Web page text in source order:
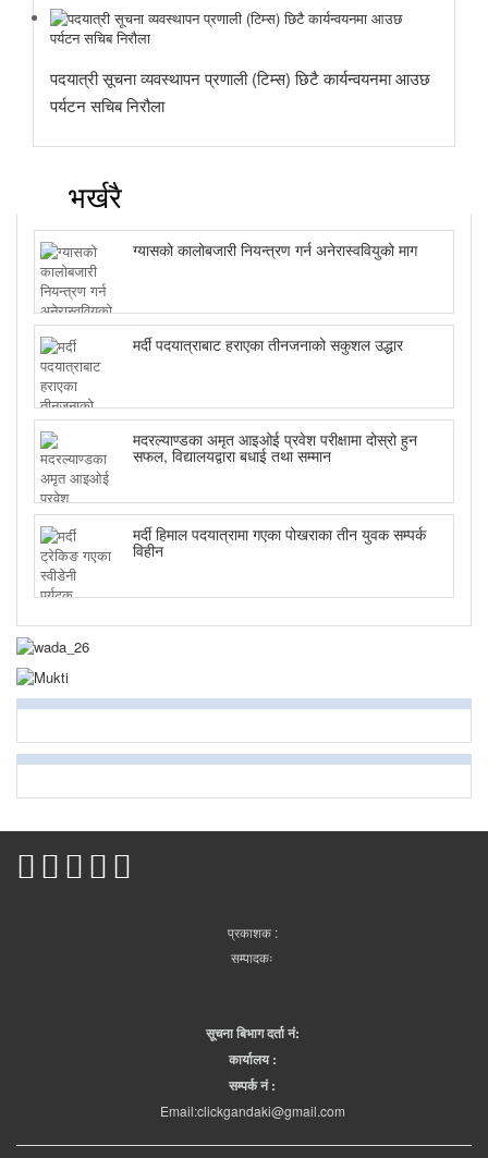
पदयात्री सूचना व्यवस्थापन प्रणाली (टिम्स) छिटै कार्यन्वयनमा आउछ
पर्यटन सचिब निरौला
भर्खरै
ग्यासको कालोबजारी नियन्त्रण गर्न अनेरास्ववियुको माग
मर्दी पदयात्राबाट हराएका तीनजनाको सकुशल उद्धार
मदरल्याण्डका अमृत आइओई प्रवेश परीक्षामा दोस्रो हुन
सफल, विद्यालयद्वारा बधाई तथा सम्मान
मर्दी हिमाल पदयात्रामा गएका पोखराका तीन युवक सम्पर्क
विहीन
प्रकाशक :
सम्पादकः
सूचना बिभाग दर्ता नं:
कार्यालय :
सम्पर्क नं :
Email:clickgandaki@gmail.com